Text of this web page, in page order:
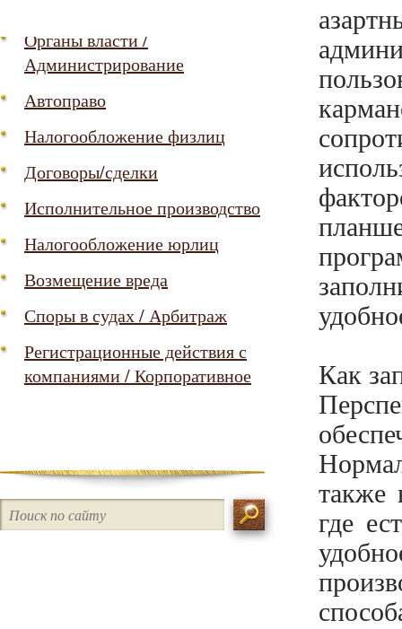
Органы власти /
Администрирование
Автоправо
Налогообложение физлиц
Договоры/сделки
Исполнительное производство
Налогообложение юрлиц
Возмещение вреда
Споры в судах / Арбитраж
Регистрационные действия с
компаниями / Корпоративное
Таможенное право
Ликвидация / Банкротство
Как
также
где